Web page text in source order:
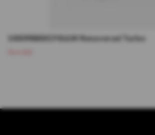
10009880019 B&W Renoverad Turbo